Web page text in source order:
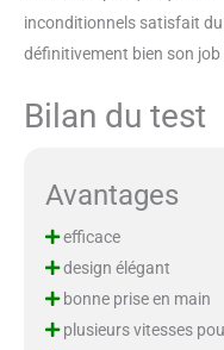
inconditionnels satisfait
définitivement bien son job
Bilan du test
Avantages
efficace
design élégant
bonne prise en main
plusieurs vitesses